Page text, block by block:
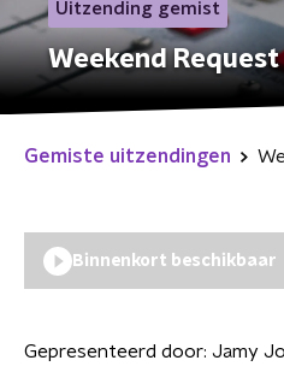
Uitzending gemist
Weekend Request
Gemiste uitzendingen
Binnenkort beschikbaar
Gepresenteerd door: Jamy